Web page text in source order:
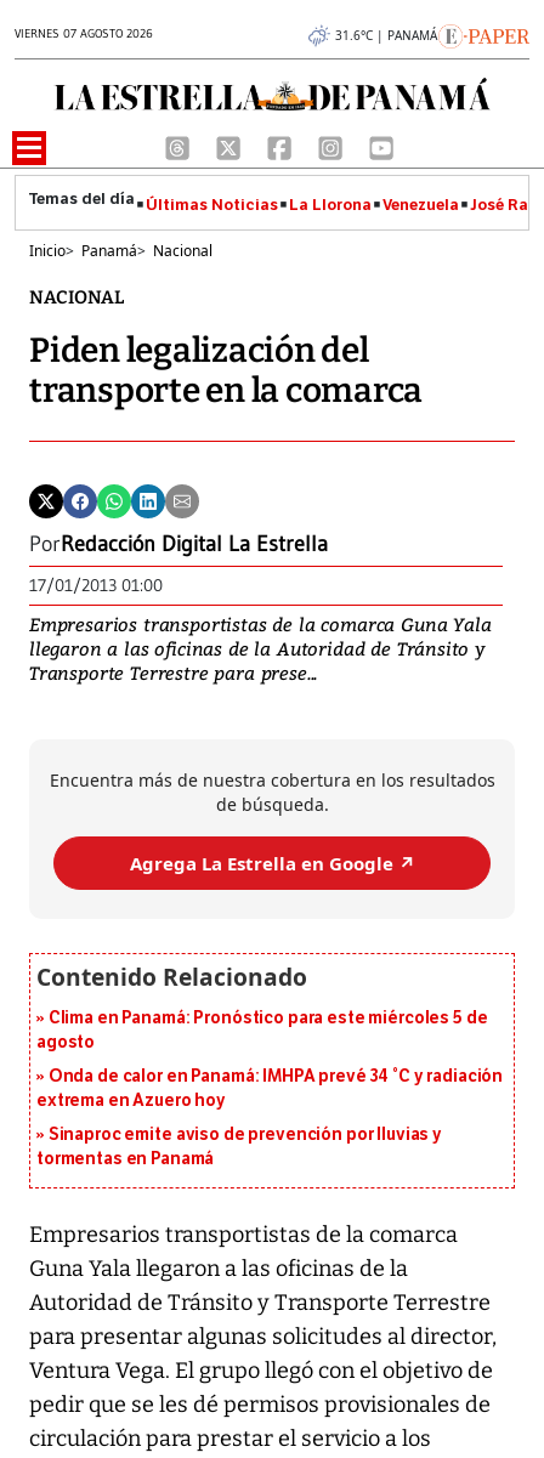
VIERNES 07 AGOSTO 2026 31.6°C | PANAMÁ
Últimas Noticias La Llorona Venezuela José
Inicio> Panamá> Nacional
NACIONAL
Piden legalización del
transporte en la comarca
PorRedacción Digital La Estrella
17/01/2013 01:00
Empresarios transportistas de la comarca Guna Yala
llegaron a las oficinas de la Autoridad de Tránsito y
Transporte Terrestre para prese...
Encuentra más de nuestra cobertura en los resultados
de búsqueda.
Agrega La Estrella en Google ↗️
Clima en Panamá: Pronóstico para este miércoles 5 de
agosto
Onda de calor en Panamá: IMHPA prevé 34 °C y radiación
extrema en Azuero hoy
Sinaproc emite aviso de prevención por lluvias y
tormentas en Panamá
Empresarios transportistas de la comarca
Guna Yala llegaron a las oficinas de la
Autoridad de Tránsito y Transporte Terrestre
para presentar algunas solicitudes al director,
Ventura Vega. El grupo llegó con el objetivo de
pedir que se les dé permisos provisionales de
circulación para prestar el servicio a los